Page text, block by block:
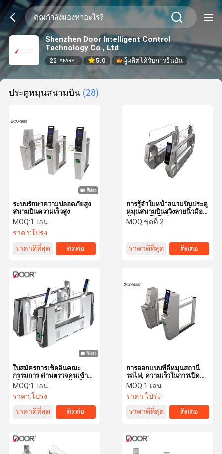
Shenzhen Door Intelligent Control
Technology Co., Ltd
22 YEARS 5.0 ผู้ผลิตได้รับการยืนยัน
ประตูหมุนสนามบิน (28)
ระบบรักษาความปลอดภัยสูง
สนามบินความเร็วสูง
MOQ:1 เลน
ราคา:โปร่ง
ราคาดีที่สุด
ติดต่อ
การรู้จำใบหน้าสนามบินประตู
หมุนสนามบินสวิงลายนิ้วมือ
ด้วยเทคโนโลยีม่านแสง
นิรภัย
MOQ:ชุดที่ 2
ราคาดีที่สุด ติดต่อ
ใบสมัครการเช็คอินคณะ
กรรมการ ด่านตรวจคนเข้า
เมือง ด่านตรวจคนเข้าเมือง
MOQ:1 เลน
ราคา:โปร่ง
ราคาดีที่สุด
ติดต่อ
การออกแบบที่ดีหมุนสถานี
รถไฟ, ความเร็วในการเปิด
0.5s Turnstiles สแตนเลส
MOQ:1 เลน
ราคา:โปร่ง
ราคาดีที่สุด
ติดต่อ